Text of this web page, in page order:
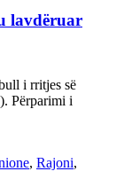
lavdëruar
i rritjes së
Përparimi i
, Rajoni,